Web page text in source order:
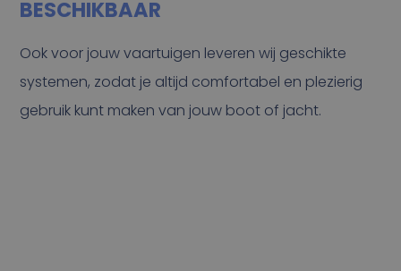
BESCHIKBAAR
Ook voor jouw vaartuigen leveren wij geschikte
systemen, zodat je altijd comfortabel en plezierig
gebruik kunt maken van jouw boot of jacht.